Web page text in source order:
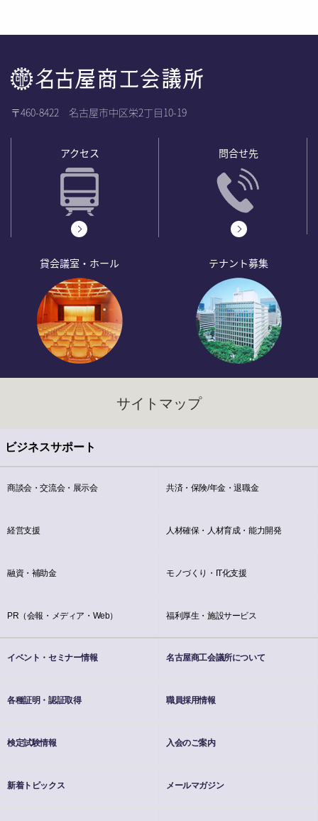
〒460-8422 名古屋市中区栄2丁目10-19
アクセス 問合せ先
貸会議室・ホール テナント募集
サイトマップ
ビジネスサポート
商談会・交流会・展示会
経営支援
融資・補助金
PR（会報・メディア・Web）
共済・保険/年金・退職金
人材確保・人材育成・能力開発
モノづくり・IT化支援
福利厚生・施設サービス
イベント・セミナー情報
各種証明・認証取得
検定試験情報
新着トピックス
名古屋商工会議所について
職員採用情報
入会のご案内
メールマガジン